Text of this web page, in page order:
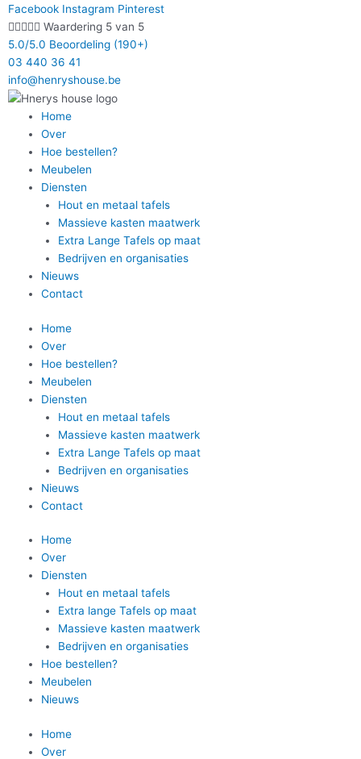
Ga
naar
de
inhoud
Facebook Instagram Pinterest
 Waardering 5 van 5
5.0/5.0 Beoordeling (190+)
03 440 36 41
info@henryshouse.be
Home
Over
Hoe bestellen?
Meubelen
Diensten
Hout en metaal tafels
Massieve kasten maatwerk
Extra Lange Tafels op maat
Bedrijven en organisaties
Nieuws
Contact
Home
Over
Hoe bestellen?
Meubelen
Diensten
Hout en metaal tafels
Massieve kasten maatwerk
Extra Lange Tafels op maat
Bedrijven en organisaties
Nieuws
Contact
Home
Over
Diensten
Hout en metaal tafels
Extra lange Tafels op maat
Massieve kasten maatwerk
Bedrijven en organisaties
Hoe bestellen?
Meubelen
Nieuws
Home
Over